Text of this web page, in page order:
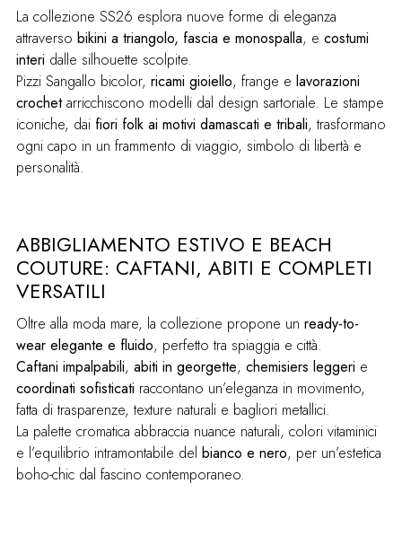
La collezione SS26 esplora nuove forme di eleganza
attraverso bikini a triangolo, fascia e monospalla, e costumi
interi dalle silhouette scolpite.
Pizzi Sangallo bicolor, ricami gioiello, frange e lavorazioni
crochetarricchiscono modelli dal design sartoriale. Le stampe
iconiche, dai fiori folk ai motivi damascati e tribali, trasformano
ogni capo in un frammento di viaggio, simbolo di libertà e
personalità.
ABBIGLIAMENTO ESTIVO E BEACH
COUTURE: CAFTANI, ABITI E COMPLETI
VERSATILI
Oltre alla moda mare, la collezione propone un ready-to-
wear elegante e fluido, perfetto tra spiaggia e città.
Caftani impalpabili, abiti in georgette, chemisiers leggeri e
coordinati sofisticati raccontano un’eleganza in movimento,
fatta di trasparenze, texture naturali e bagliori metallici.
La palette cromatica abbraccia nuance naturali, colori vitaminici
e l’equilibrio intramontabile del bianco e nero, per un’estetica
boho-chic dal fascino contemporaneo.